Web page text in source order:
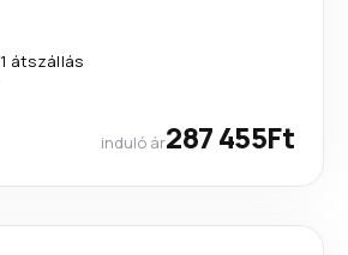
1 átszállás
induló ár287 455Ft